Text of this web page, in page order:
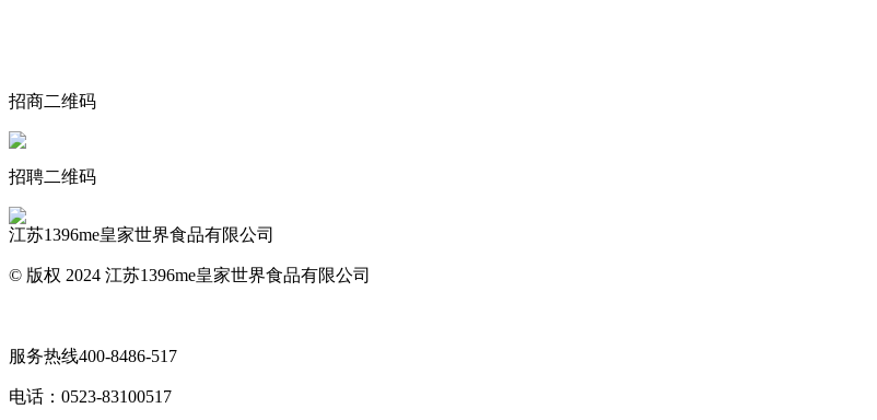
招商二维码
招聘二维码
江苏1396me皇家世界食品有限公司
© 版权 2024 江苏1396me皇家世界食品有限公司
服务热线400-8486-517
电话： 0523-83100517